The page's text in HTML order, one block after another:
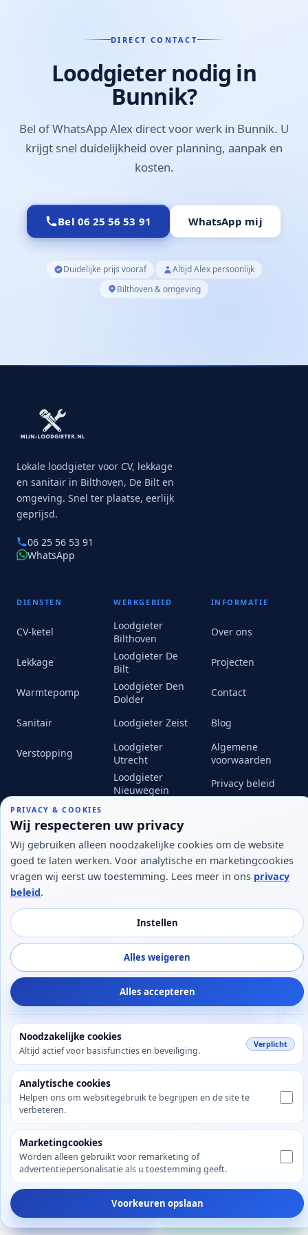
DIRECT CONTACT
Loodgieter nodig in
Bunnik?
Bel of WhatsApp Alex direct voor werk in Bunnik. U
krijgt snel duidelijkheid over planning, aanpak en
kosten.
Bel 06 25 56 53 91 WhatsApp mij
Duidelijke prijs vooraf
Altijd Alex persoonlijk
Bilthoven & omgeving
Lokale loodgieter voor CV, lekkage
en sanitair in Bilthoven, De Bilt en
omgeving. Snel ter plaatse, eerlijk
geprijsd.
06 25 56 53 91
WhatsApp
DIENSTEN
CV-ketel
Lekkage
Warmtepomp
Sanitair
Verstopping
WERKGEBIED
Loodgieter
Bilthoven
Loodgieter De
Bilt
Loodgieter Den
Dolder
Loodgieter Zeist
Loodgieter
Utrecht
Loodgieter
Nieuwegein
Houten
Maarssen
Loodgieter Soest
Vianen
Loodgieter
Bunnik
INFORMATIE
Over ons
Projecten
Contact
Blog
Algemene
voorwaarden
Privacy beleid
© 2026 Mijn-Loodgieter.nl, KvK 88808432
Bilthoven, Utrecht, Nederland
Gebouwd doorAutomatiseer-slim.nl
Alex van Mijn-Loodgieter.nl
Loodgieter voor CV, lekkage, sanitair en warmtepomp
Stuur een bericht
PRIVACY & COOKIES
Wij respecteren uw privacy
Wij gebruiken alleen noodzakelijke cookies om de website
goed te laten werken. Voor analytische en marketingcookies
vragen wij eerst uw toestemming. Lees meer in ons privacy
beleid.
Instellen
Alles weigeren
Alles accepteren
Noodzakelijke cookies
Altijd actief voor basisfuncties en beveiliging.
Verplicht
Analytische cookies
Helpen ons om websitegebruik te begrijpen en de site te
verbeteren.
Marketingcookies
Worden alleen gebruikt voor remarketing of
advertentiepersonalisatie als u toestemming geeft.
Voorkeuren opslaan